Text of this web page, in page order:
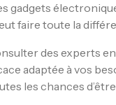
gadgets
faire toute la
des experts
adaptée à vos
les chances